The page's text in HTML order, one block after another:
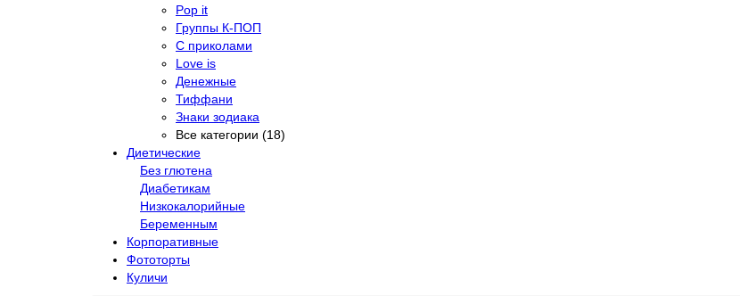
Pop it
Группы К-ПОП
С приколами
Love is
Денежные
Тиффани
Знаки зодиака
Все категории (18)
Диетические
Без глютена
Диабетикам
Низкокалорийные
Беременным
Корпоративные
Фототорты
Куличи